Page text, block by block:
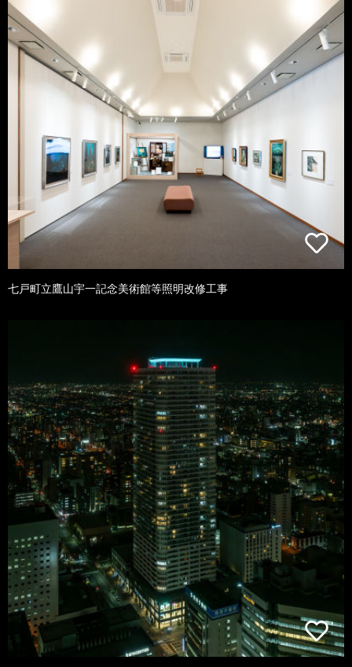
七戸町立鷹山宇一記念美術館等照明改修工事